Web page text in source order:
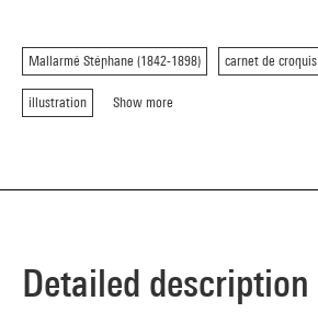
Mallarmé Stéphane (1842-1898) carnet de croquis
illustration Show more
Detailed description